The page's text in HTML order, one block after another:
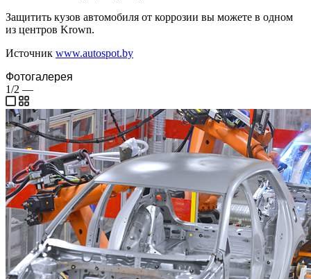
Защитить кузов автомобиля от коррозии вы можете в одном
из центров Krown.
Источник www.autospot.by
Фотогалерея
1/2 —